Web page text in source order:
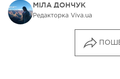
МІЛА ДОНЧУК
Редакторка Viva.ua